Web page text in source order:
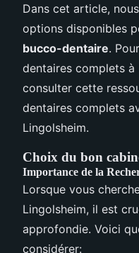
Dans cet article,
options disponibles
bucco-dentaire.
dentaires complets à
consulter cette
dentaires complets
Lingolsheim.
Choix du bon
Importance de la
Lorsque vous
Lingolsheim, il est
approfondie. Voici
considérer: